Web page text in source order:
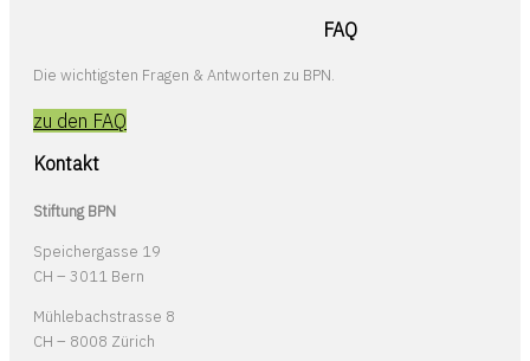
FAQ
Die wichtigsten Fragen & Antworten zu BPN.
zu den FAQ
Kontakt
Stiftung BPN
Speichergasse 19
CH – 3011 Bern
Mühlebachstrasse 8
CH – 8008 Zürich